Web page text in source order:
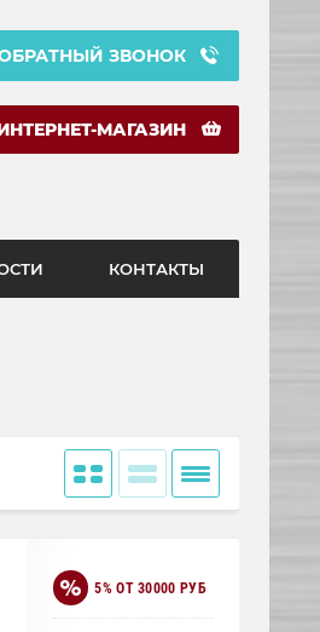
ЗВОНОК
МАГАЗИН
КОНТАКТЫ
5% ОТ 30000 РУБ